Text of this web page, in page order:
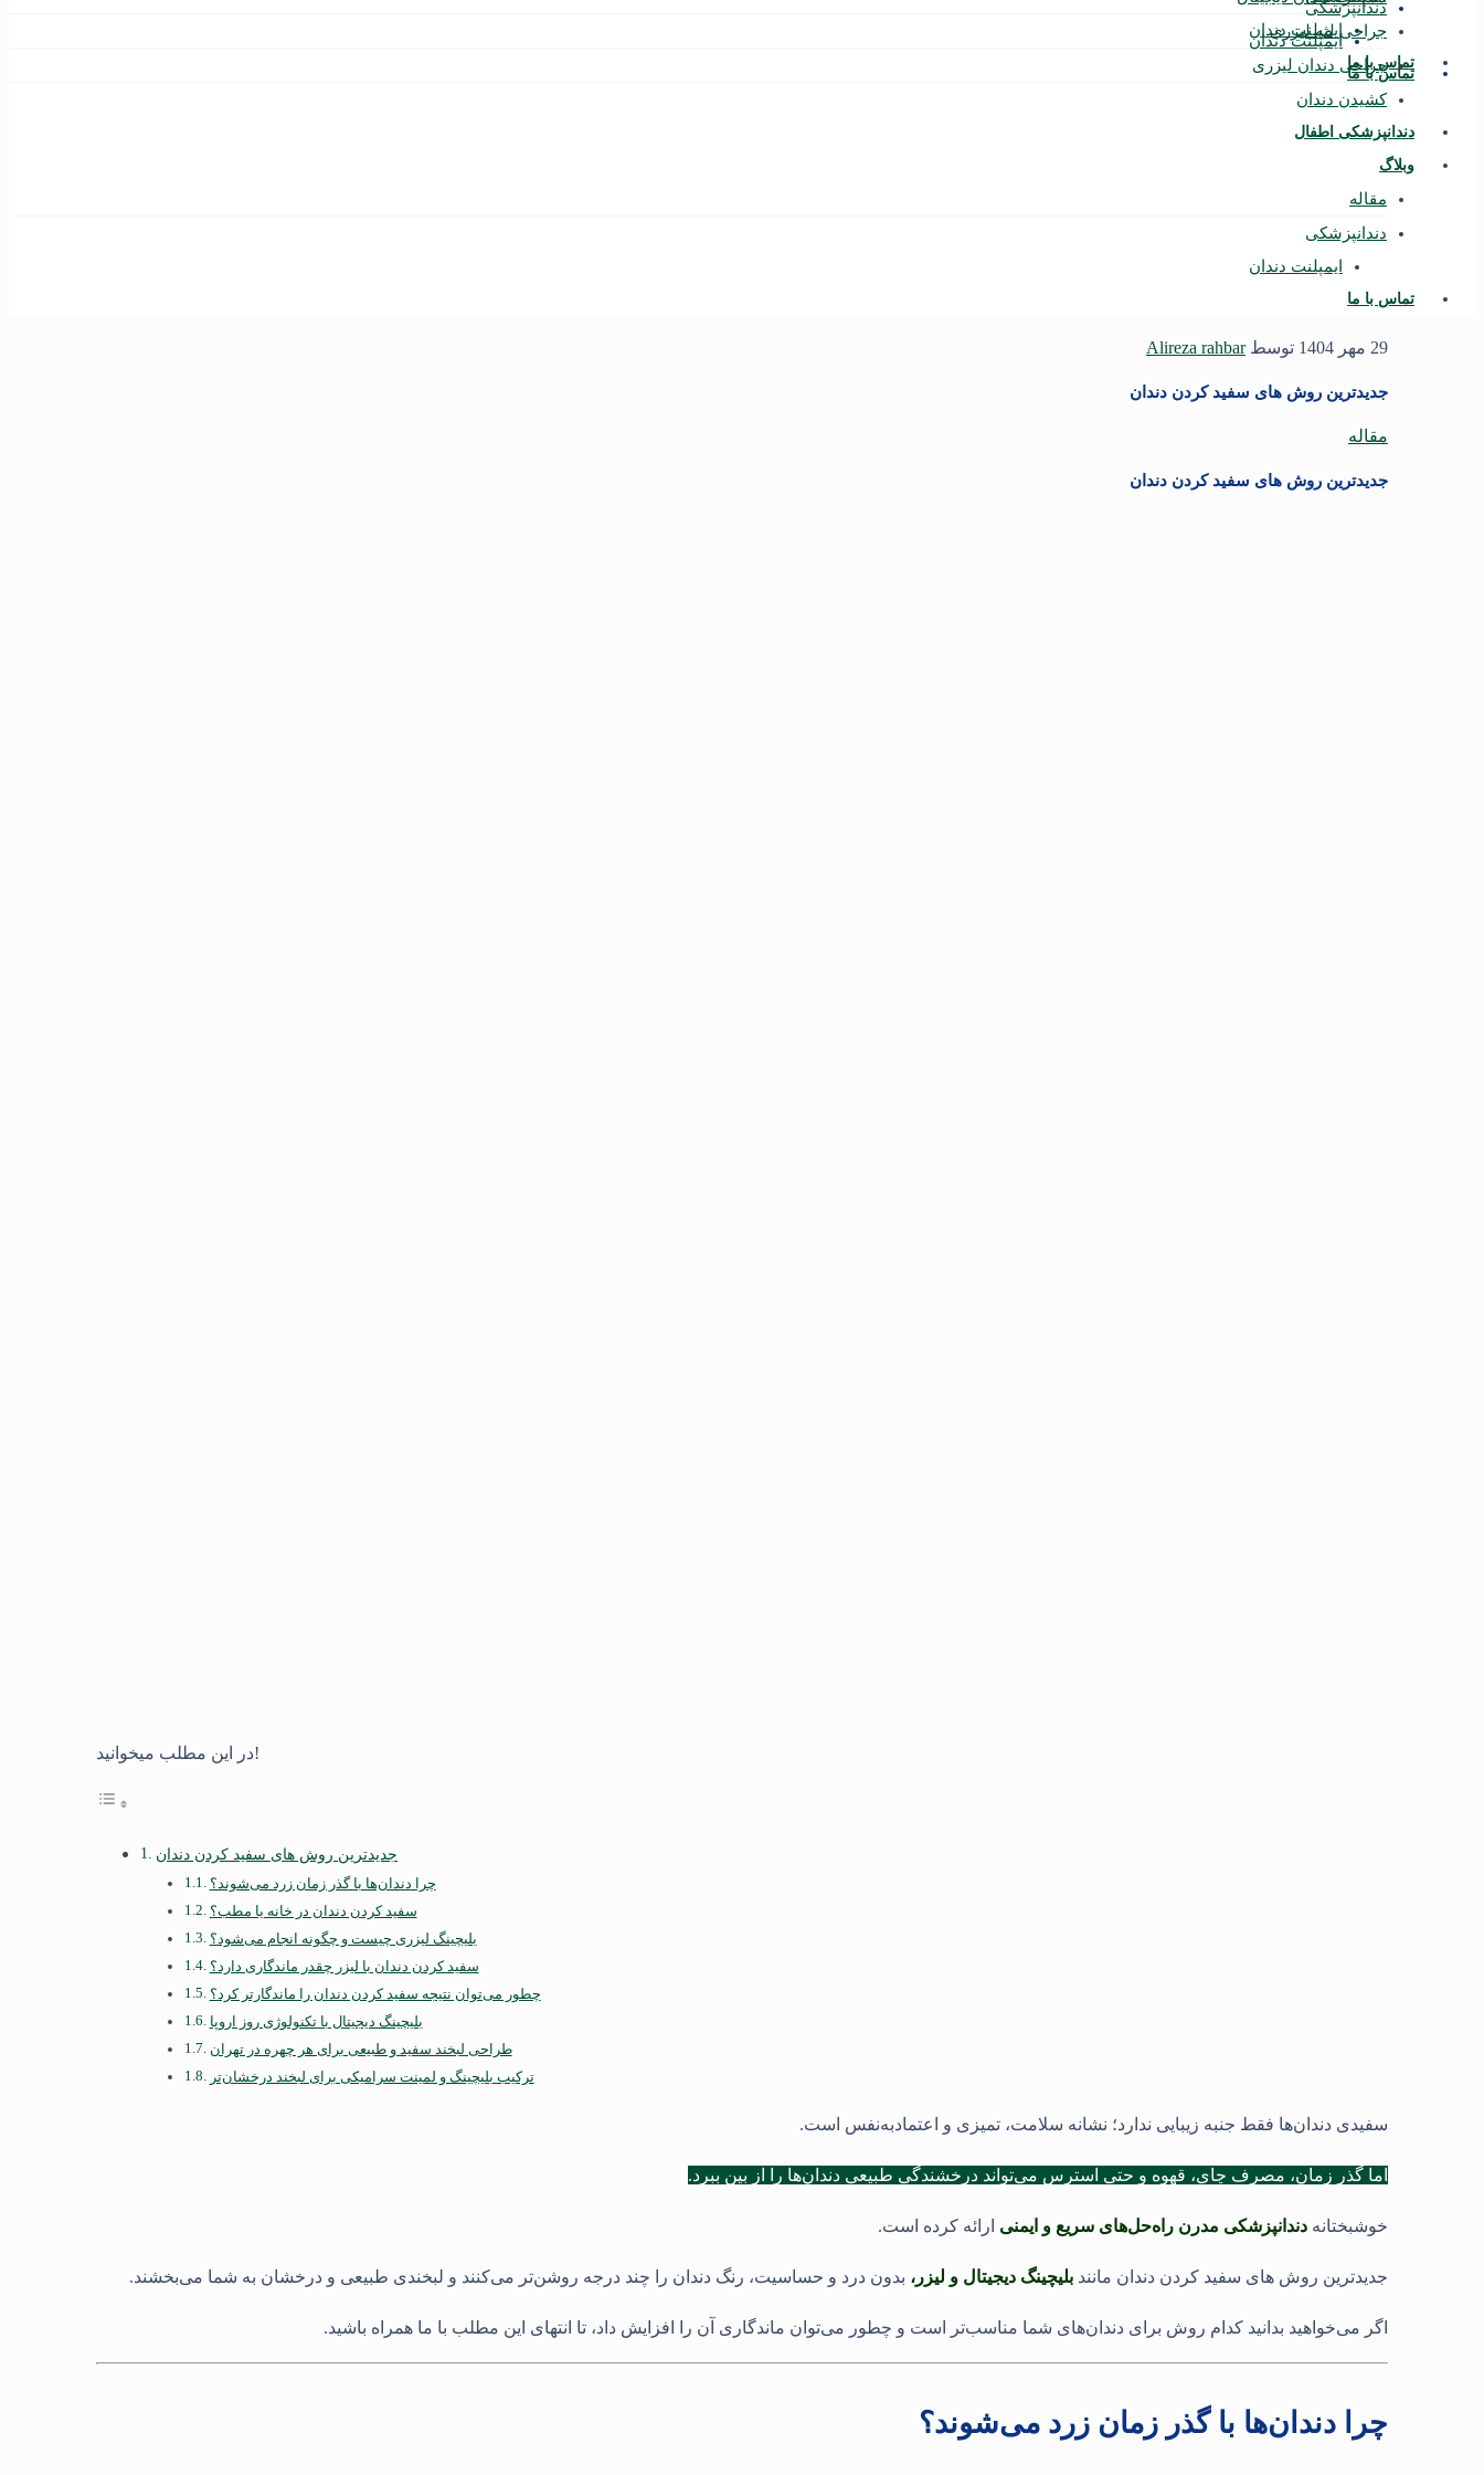
دندانپزشکی
ایمپلنت دندان
تماس با ما
ایمپلنت دندان
تماس با ما
جراحی لثه لیزری
جراحی دندان لیزری
کشیدن دندان
دندانپزشکی اطفال
وبلاگ
مقاله
دندانپزشکی
ایمپلنت دندان
تماس با ما
29 مهر 1404 توسطAlireza rahbar
جدیدترین روش‌ های سفید کردن دندان
مقاله
جدیدترین روش‌ های سفید کردن دندان
در این مطلب میخوانید!
جدیدترین روش‌ های سفید کردن دندان
چرا دندان‌ها با گذر زمان زرد می‌شوند؟
سفید کردن دندان در خانه یا مطب؟
بلیچینگ لیزری چیست و چگونه انجام می‌شود؟
سفید کردن دندان با لیزر چقدر ماندگاری دارد؟
چطور می‌توان نتیجه سفید کردن دندان را ماندگارتر کرد؟
بلیچینگ دیجیتال با تکنولوژی روز اروپا
طراحی لبخند سفید و طبیعی برای هر چهره در تهران
ترکیب بلیچینگ و لمینت سرامیکی برای لبخند درخشان‌تر
سفیدی دندان‌ها فقط جنبه زیبایی ندارد؛ نشانه سلامت، تمیزی و اعتمادبه‌نفس است.
اما گذر زمان، مصرف چای، قهوه و حتی استرس می‌تواند درخشندگی طبیعی دندان‌ها را از بین ببرد.
خوشبختانه دندانپزشکی مدرن راه‌حل‌های سریع و ایمنی ارائه کرده است.
جدیدترین روش‌ های سفید کردن دندان مانند بلیچینگ دیجیتال و لیزر، بدون درد و حساسیت، رنگ دندان را چند درجه روشن‌تر می‌کنند و لبخندی طبیعی و درخشان به شما می‌بخشند.
اگر می‌خواهید بدانید کدام روش برای دندان‌های شما مناسب‌تر است و چطور می‌توان ماندگاری آن را افزایش داد، تا انتهای این مطلب با ما همراه باشید.
چرا دندان‌ها با گذر زمان زرد می‌شوند؟